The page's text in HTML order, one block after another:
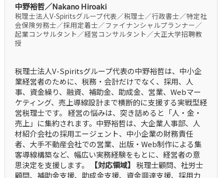
中野裕哲／Nakano Hiroaki
税理士法人V-Spiritsグループ代表／税理士／行政書士／特定社
会保険労務士／採用定着士／ファイナンシャルプランナー／
起業コンサルタント／経営コンサルタント／大正大学招聘教
授
税理士法人V-Spiritsグループ代表の中野裕哲は、中小企
業経営者のために、税務・会計だけでなく、採用、人
事、資金繰り、融資、補助金、助成金、営業、Webマー
ケティング、売上導線設計まで横断的に支援する実戦型経
営税理士です。 経営の悩みは、突き詰めると「人・金・
売上」に集約されます。中野裕哲は、大企業人事部、人
材紹介会社の採用エージェント、中小企業の財務責任
者、大手不動産会社での営業、出版・Web制作による集
客導線構築など、幅広い実務経験をもとに、経営者の意
思決定を支援します。
【対応領域】 税理士顧問、社労士
顧問、補助金支援、助成金支援、資金調達支援、採用力